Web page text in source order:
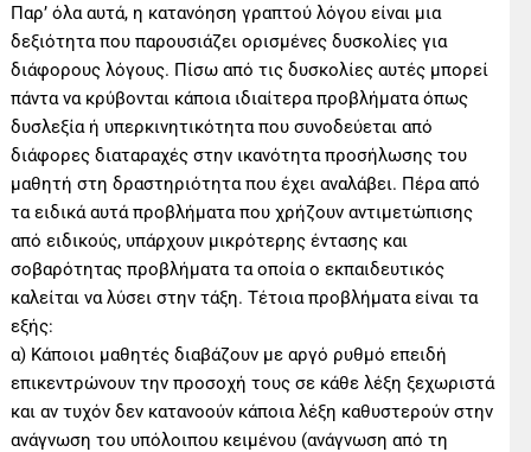
Παρ’ όλα αυτά, η κατανόηση γραπτού λόγου είναι μια
δεξιότητα που παρουσιάζει ορισμένες δυσκολίες για
διάφορους λόγους. Πίσω από τις δυσκολίες αυτές μπορεί
πάντα να κρύβονται κάποια ιδιαίτερα προβλήματα όπως
δυσλεξία ή υπερκινητικότητα που συνοδεύεται από
διάφορες διαταραχές στην ικανότητα προσήλωσης του
μαθητή στη δραστηριότητα που έχει αναλάβει. Πέρα από
τα ειδικά αυτά προβλήματα που χρήζουν αντιμετώπισης
από ειδικούς, υπάρχουν μικρότερης έντασης και
σοβαρότητας προβλήματα τα οποία ο εκπαιδευτικός
καλείται να λύσει στην τάξη. Τέτοια προβλήματα είναι τα
εξής:
α) Κάποιοι μαθητές διαβάζουν με αργό ρυθμό επειδή
επικεντρώνουν την προσοχή τους σε κάθε λέξη ξεχωριστά
και αν τυχόν δεν κατανοούν κάποια λέξη καθυστερούν στην
ανάγνωση του υπόλοιπου κειμένου (ανάγνωση από τη